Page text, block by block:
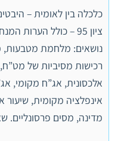
נושאים: מלחמת מטבעות,
רכישות מסיביות של
אלכסונית, אג”ח מקומי,
אינפלציה מקומית, שיעור
מדינה, מסים פרסונליים. שאלה